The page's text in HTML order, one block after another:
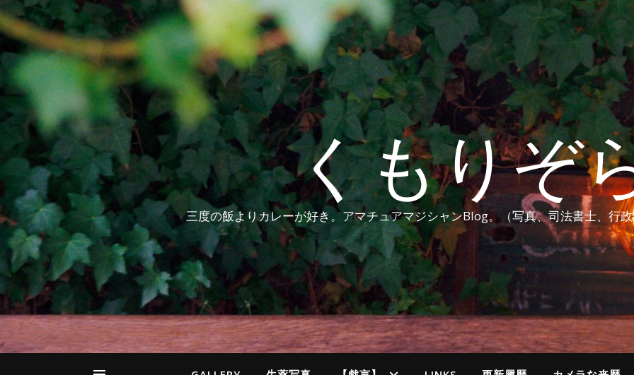
くもりぞ
三度の飯よりカレーが好き。アマチュアマジシャンBlog。（写真、司法書士、行